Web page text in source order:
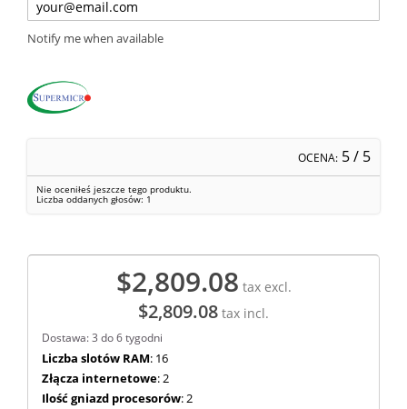
Notify me when available
OCENA: 5/ 5
Nie oceniłeś jeszcze tego produktu.
Liczba oddanych głosów: 1
$2,809.08 tax excl.
$2,809.08 tax incl.
Dostawa: 3 do 6 tygodni
Liczba slotów RAM: 16
Złącza internetowe: 2
Ilość gniazd procesorów: 2